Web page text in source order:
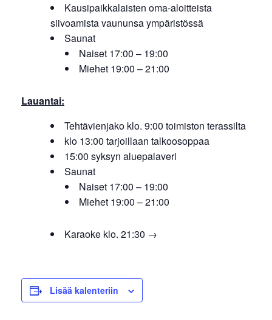
Kausipaikkalaisten oma-aloitteista
siivoamista vaununsa ympäristössä
Saunat
Naiset 17:00 – 19:00
Miehet 19:00 – 21:00
Lauantai:
Tehtävienjako klo. 9:00 toimiston terassilta
klo 13:00 tarjoillaan talkoosoppaa
15:00 syksyn aluepalaveri
Saunat
Naiset 17:00 – 19:00
Miehet 19:00 – 21:00
Karaoke klo. 21:30 →
Lisää kalenteriin